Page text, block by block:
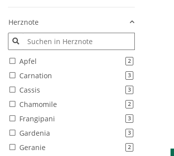
Herznote
Apfel 2Artikel gefunden
Carnation 3Artikel gefunden
Cassis 3Artikel gefunden
Chamomile 2Artikel gefunden
Frangipani 3Artikel gefunden
Gardenia 3Artikel gefunden
Geranie 2Artikel gefunden